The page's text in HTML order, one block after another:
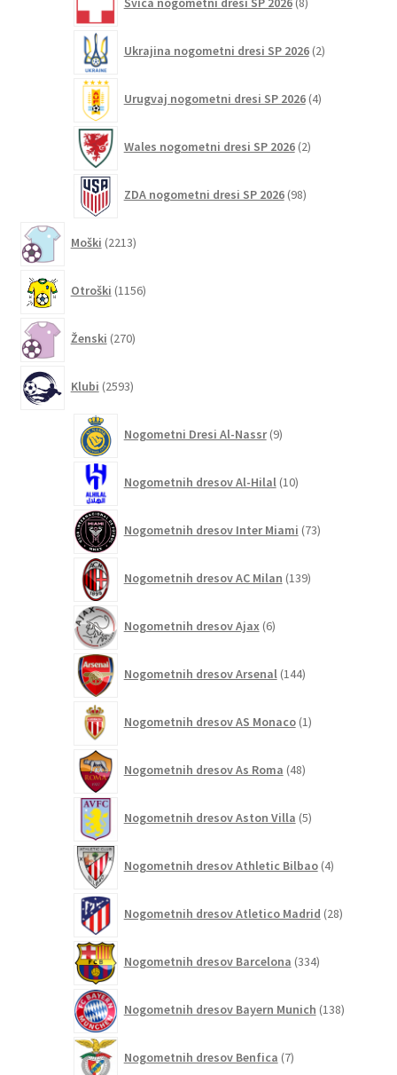
izdelkov
Ukrajina nogometni dresi SP 2026 2izdelka
Urugvaj nogometni dresi SP 2026 4izdelki
Wales nogometni dresi SP 2026 2izdelka
ZDA nogometni dresi SP 2026 98izdelkov
Moški 2213izdelkov
Otroški 1156izdelkov
Ženski 270izdelkov
Klubi 2593izdelkov
Nogometni Dresi Al-Nassr 9izdelkov
Nogometnih dresov Al-Hilal 10izdelkov
Nogometnih dresov Inter Miami 73izdelkov
Nogometnih dresov AC Milan 139izdelkov
Nogometnih dresov Ajax 6izdelkov
Nogometnih dresov Arsenal 144izdelkov
Nogometnih dresov AS Monaco 1izdelek
Nogometnih dresov As Roma 48izdelkov
Nogometnih dresov Aston Villa 5izdelkov
Nogometnih dresov Athletic Bilbao 4izdelki
Nogometnih dresov Atletico Madrid 28izdelkov
Nogometnih dresov Barcelona 334izdelkov
Nogometnih dresov Bayern Munich 138izdelkov
Nogometnih dresov Benfica 7izdelkov